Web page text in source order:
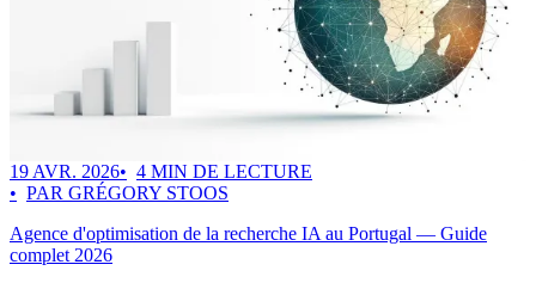
19 AVR. 2026
4 MIN DE LECTURE
PAR GRÉGORY STOOS
Agence d'optimisation de la recherche IA au Portugal — Guide
complet 2026